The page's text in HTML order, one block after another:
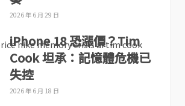
2026 年 6 月 29 日
iPhone 18 恐漲價？Tim
Cook 坦承：記憶體危機已
失控
2026 年 6 月 18 日